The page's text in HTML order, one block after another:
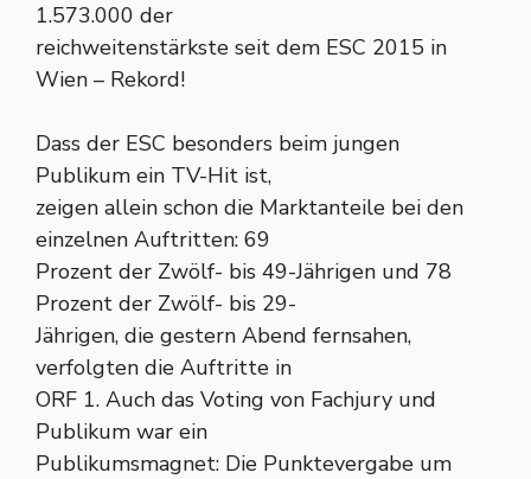
1.573.000 der
reichweitenstärkste seit dem ESC 2015 in
Wien – Rekord!
Dass der ESC besonders beim jungen
Publikum ein TV-Hit ist,
zeigen allein schon die Marktanteile bei den
einzelnen Auftritten: 69
Prozent der Zwölf- bis 49-Jährigen und 78
Prozent der Zwölf- bis 29-
Jährigen, die gestern Abend fernsahen,
verfolgten die Auftritte in
ORF 1. Auch das Voting von Fachjury und
Publikum war ein
Publikumsmagnet: Die Punktevergabe um